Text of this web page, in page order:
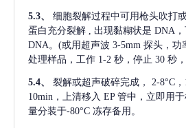
5.3、
细胞裂解过程中可用枪头吹打
蛋白充分裂解 , 出现黏糊状是 DNA
DNA。(或用超声波 3-5mm 探头，功
处理样品，工作 1-2 秒，停止 30 秒
5.4、 裂解或超声破碎完成，
2-8°C
10min，上清移入 EP 管中，立即用
量分装于-80°C 冻存备用。